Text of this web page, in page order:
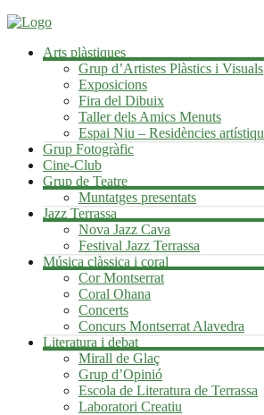
Arts plàstiques
Grup d’Artistes Plàstics i Visuals
Exposicions
Fira del Dibuix
Taller dels Amics Menuts
Espai Niu – Residències
Grup Fotogràfic
Cine-Club
Grup de Teatre
Muntatges presentats
Jazz Terrassa
Nova Jazz Cava
Festival Jazz Terrassa
Música clàssica i coral
Cor Montserrat
Coral Ohana
Concerts
Concurs Montserrat Alavedra
Literatura i debat
Mirall de Glaç
Grup d’Opinió
Escola de Literatura de Terrassa
Laboratori Creatiu